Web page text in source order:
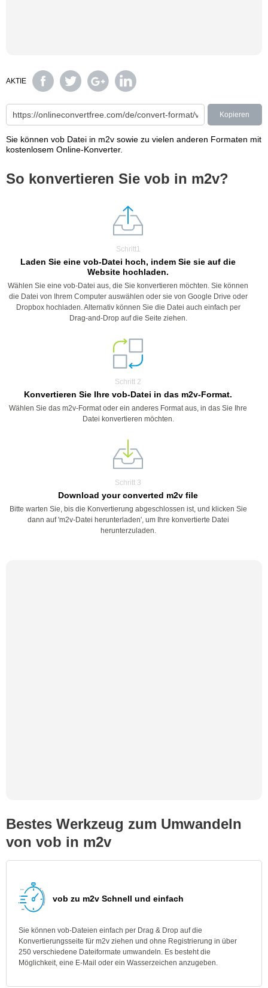
AKTIE
Kopieren
Sie können vob Datei in m2v sowie zu vielen anderen Formaten mit
kostenlosem Online-Konverter.
So konvertieren Sie vob in m2v?
Schritt1
Laden Sie eine vob-Datei hoch, indem Sie sie auf die
Website hochladen.
Wählen Sie eine vob-Datei aus, die Sie konvertieren möchten. Sie können
die Datei von Ihrem Computer auswählen oder sie von Google Drive oder
Dropbox hochladen. Alternativ können Sie die Datei auch einfach per
Drag-and-Drop auf die Seite ziehen.
Schritt 2
Konvertieren Sie Ihre vob-Datei in das m2v-Format.
Wählen Sie das m2v-Format oder ein anderes Format aus, in das Sie Ihre
Datei konvertieren möchten.
Schritt 3
Download your converted m2v file
Bitte warten Sie, bis die Konvertierung abgeschlossen ist, und klicken Sie
dann auf 'm2v-Datei herunterladen', um Ihre konvertierte Datei
herunterzuladen.
Bestes Werkzeug zum Umwandeln
von vob in m2v
vob zu m2v Schnell und einfach
Sie können vob-Dateien einfach per Drag & Drop auf die
Konvertierungsseite für m2v ziehen und ohne Registrierung in über
250 verschiedene Dateiformate umwandeln. Es besteht die
Möglichkeit, eine E-Mail oder ein Wasserzeichen anzugeben.